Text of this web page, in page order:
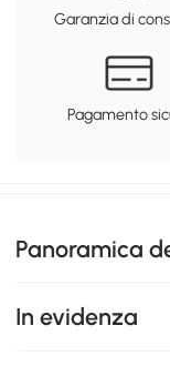
Garanzia di
Pagamento
Panoramica
In evidenza